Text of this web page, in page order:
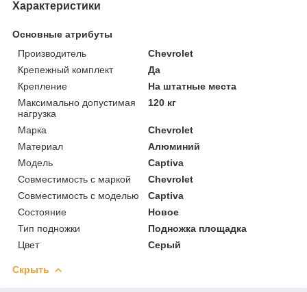
Характеристики
Основные атрибуты
Производитель
Chevrolet
Крепежный комплект
Да
Крепление
На штатные места
Максимально допустимая
нагрузка
120 кг
Марка
Chevrolet
Материал
Алюминий
Модель
Captiva
Совместимость с маркой
Chevrolet
Совместимость с моделью
Captiva
Состояние
Новое
Тип подножки
Подножка площадка
Цвет
Серый
Скрыть